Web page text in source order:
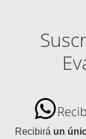
Recibirá un